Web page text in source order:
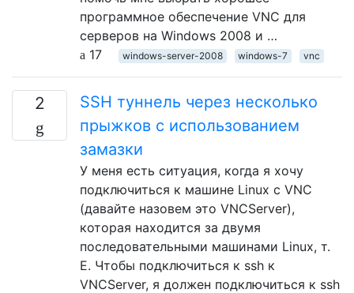
программное обеспечение VNC для
серверов на Windows 2008 и …
17
windows-server-2008 windows-7 vnc
2
SSH туннель через несколько
прыжков с использованием
замазки
У меня есть ситуация, когда я хочу
подключиться к машине Linux с VNC
(давайте назовем это VNCServer),
которая находится за двумя
последовательными машинами Linux, т.
Е. Чтобы подключиться к ssh к
VNCServer, я должен подключиться к ssh